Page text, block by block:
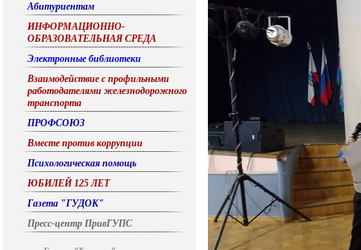
Абитуриентам
ИНФОРМАЦИОННО-
ОБРАЗОВАТЕЛЬНАЯ СРЕДА
Электронные библиотеки
Взаимодействие с профильными
работодателями железнодорожного
транспорта
ПРОФСОЮЗ
Вместе против коррупции
Психологическая помощь
ЮБИЛЕЙ 125 ЛЕТ
Газета "ГУДОК"
Пресс-центр ПривГУПС